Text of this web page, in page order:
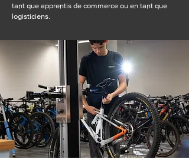
tant que apprentis de commerce ou en tant que
logisticiens.